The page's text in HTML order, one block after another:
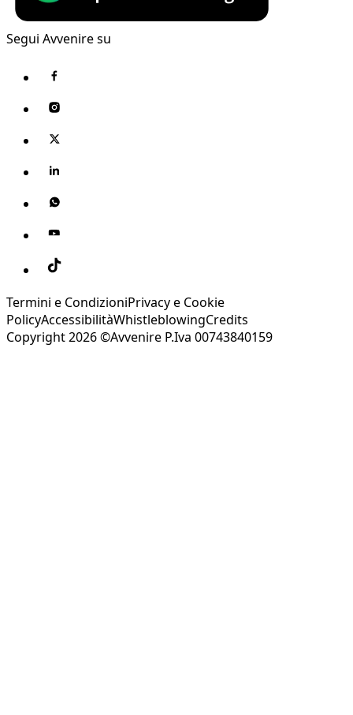
Segui Avvenire su
Termini e CondizioniPrivacy e Cookie
PolicyAccessibilitàWhistleblowingCredits
Copyright 2026 ©Avvenire P.Iva 00743840159